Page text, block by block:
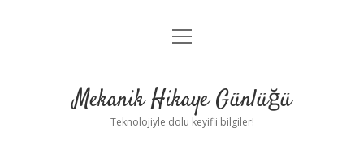
Anasayfa
Yasal Uyarı
menüyü
Mekanik Hikaye Günlüğü
Teknolojiyle dolu keyifli bilgiler!